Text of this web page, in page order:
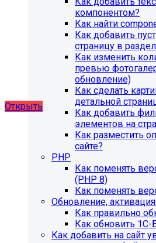
благотворительного фонда,
SIMAI: Сайт компании, SIMAI:
Сайт медицинской организации,
музыкальной школы, SIMAI:
Сайт санатория, SIMAI: Сайт
Сайт совета муниципальных
спортивной школы, SIMAI: Сайт
SIMAI: Сайт учебного центра,
художественной школы, SIMAI:
Открыть
компонентом?
Как найти
Как добавить
страницу в
Как изменить
превью
обновление)
Как сделать
детальной
Как добавить
элементов на
Как разместить
сайте?
PHP
Как поменять
(PHP 8)
Как поменять
Обновление,
Как правильно
Как обновить 1С-
Как добавить на сайт